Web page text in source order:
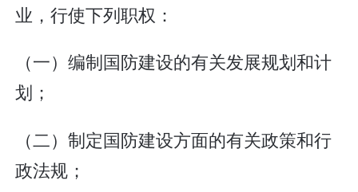
业，行使下列职权：
（一）编制国防建设的有关发展规划和计
划；
（二）制定国防建设方面的有关政策和行
政法规；